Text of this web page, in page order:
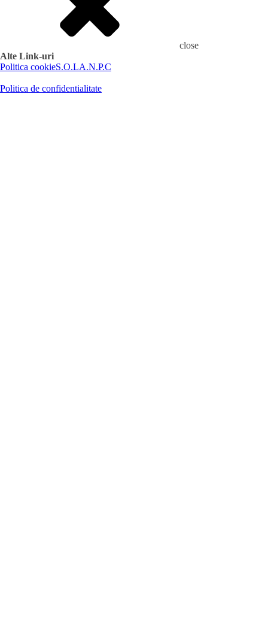
close
Alte Link-uri
Politica cookieS.O.LA.N.P.C
Politica de confidentialitate